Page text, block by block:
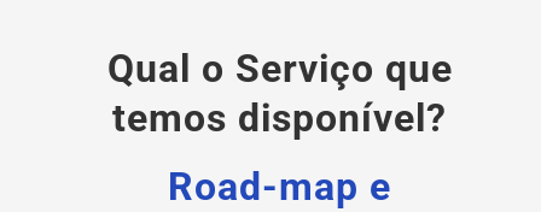
Qual o Serviço que
temos disponível?
Road-map e